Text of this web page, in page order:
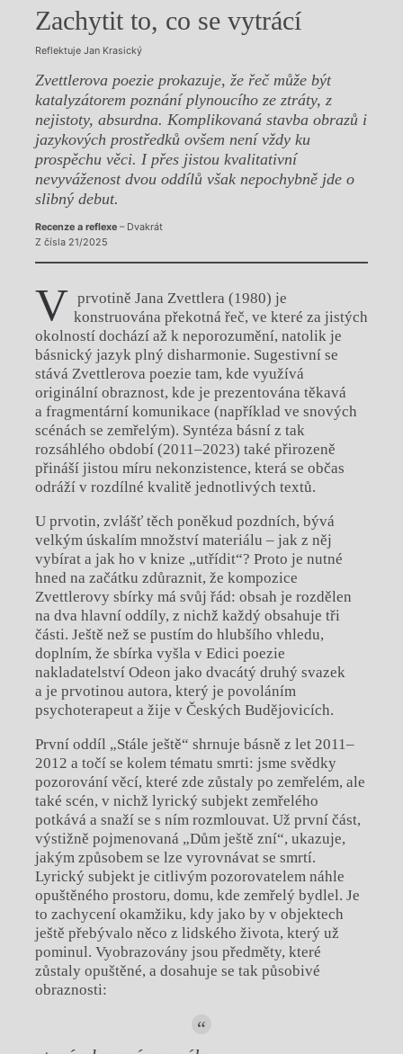
Zachytit to, co se vytrácí
Reflektuje Jan Krasický
Zvettlerova poezie prokazuje, že řeč může být
katalyzátorem poznání plynoucího ze ztráty, z
nejistoty, absurdna. Komplikovaná stavba obrazů i
jazykových prostředků ovšem není vždy ku
prospěchu věci. I přes jistou kvalitativní
nevyváženost dvou oddílů však nepochybně jde o
slibný debut.
Recenze a reflexe– Dvakrát
Z čísla 21/2025
V prvotině Jana Zvettlera (1980) je
konstruována překotná řeč, ve které za jistých
okolností dochází až k neporozumění, natolik je
básnický jazyk plný disharmonie. Sugestivní se
stává Zvettlerova poezie tam, kde využívá
originální obraznost, kde je prezentována těkavá
a fragmentární komunikace (například ve snových
scénách se zemřelým). Syntéza básní z tak
rozsáhlého období (2011–2023) také přirozeně
přináší jistou míru nekonzistence, která se občas
odráží v rozdílné kvalitě jednotlivých textů.
U prvotin, zvlášť těch poněkud pozdních, bývá
velkým úskalím množství materiálu – jak z něj
vybírat a jak ho v knize „utřídit“? Proto je nutné
hned na začátku zdůraznit, že kompozice
Zvettlerovy sbírky má svůj řád: obsah je rozdělen
na dva hlavní oddíly, z nichž každý obsahuje tři
části. Ještě než se pustím do hlubšího vhledu,
doplním, že sbírka vyšla v Edici poezie
nakladatelství Odeon jako dvacátý druhý svazek
a je prvotinou autora, který je povoláním
psychoterapeut a žije v Českých Budějovicích.
První oddíl „Stále ještě“ shrnuje básně z let 2011–
2012 a točí se kolem tématu smrti: jsme svědky
pozorování věcí, které zde zůstaly po zemřelém, ale
také scén, v nichž lyrický subjekt zemřelého
potkává a snaží se s ním rozmlouvat. Už první část,
výstižně pojmenovaná „Dům ještě zní“, ukazuje,
jakým způsobem se lze vyrovnávat se smrtí.
Lyrický subjekt je citlivým pozorovatelem náhle
opuštěného prostoru, domu, kde zemřelý bydlel. Je
to zachycení okamžiku, kdy jako by v objektech
ještě přebývalo něco z lidského života, který už
pominul. Vyobrazovány jsou předměty, které
zůstaly opuštěné, a dosahuje se tak působivé
obraznosti: